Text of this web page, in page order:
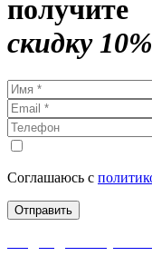
получите
скидку 10%
Соглашаюсь с